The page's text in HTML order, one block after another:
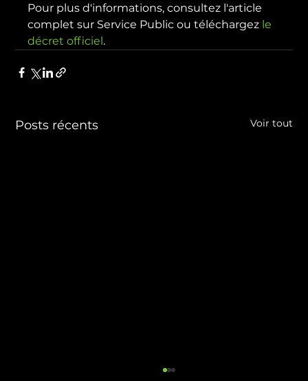
Pour plus d'informations, consultez l'article
complet sur Service Public ou téléchargez le
décret officiel.
Posts récents Voir tout